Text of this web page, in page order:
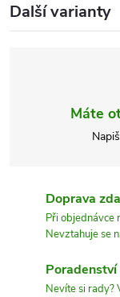
Další varianty
Máte
Doprava
Při objednávce
Nevztahuje se
Nevíte si rady?